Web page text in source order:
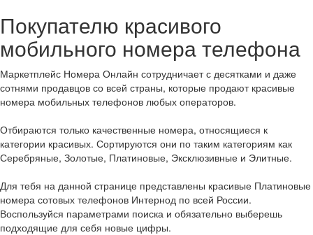
Покупателю красивого
мобильного номера телефона
Маркетплейс Номера Онлайн сотрудничает с десятками и даже
сотнями продавцов со всей страны, которые продают красивые
номера мобильных телефонов любых операторов.
Отбираются только качественные номера, относящиеся к
категории красивых. Сортируются они по таким категориям как
Серебряные, Золотые, Платиновые, Эксклюзивные и Элитные.
Для тебя на данной странице представлены красивые Платиновые
номера сотовых телефонов Интернод по всей России.
Воспользуйся параметрами поиска и обязательно выберешь
подходящие для себя новые цифры.